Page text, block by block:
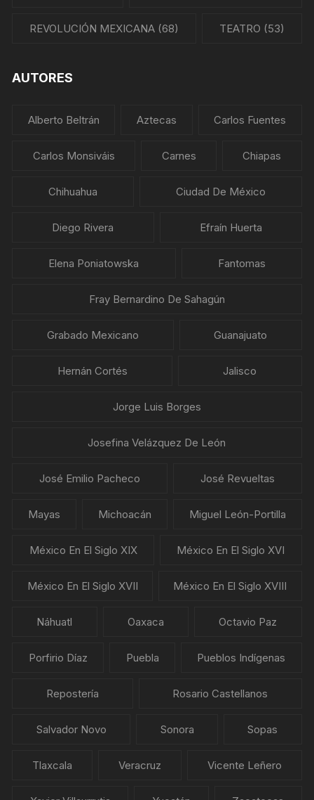
REVOLUCIÓN MEXICANA (68) TEATRO (53)
AUTORES
Alberto Beltrán Aztecas Carlos Fuentes
Carlos Monsiváis Carnes Chiapas
Chihuahua Ciudad De México
Diego Rivera Efraín Huerta
Elena Poniatowska Fantomas
Fray Bernardino De Sahagún
Grabado Mexicano Guanajuato
Hernán Cortés Jalisco
Jorge Luis Borges
Josefina Velázquez De León
José Emilio Pacheco José Revueltas
Mayas Michoacán Miguel León-Portilla
México En El Siglo XIX México En El Siglo XVI
México En El Siglo XVII México En El Siglo XVIII
Náhuatl Oaxaca Octavio Paz
Porfirio Díaz Puebla Pueblos Indígenas
Repostería Rosario Castellanos
Salvador Novo Sonora Sopas
Tlaxcala Veracruz Vicente Leñero